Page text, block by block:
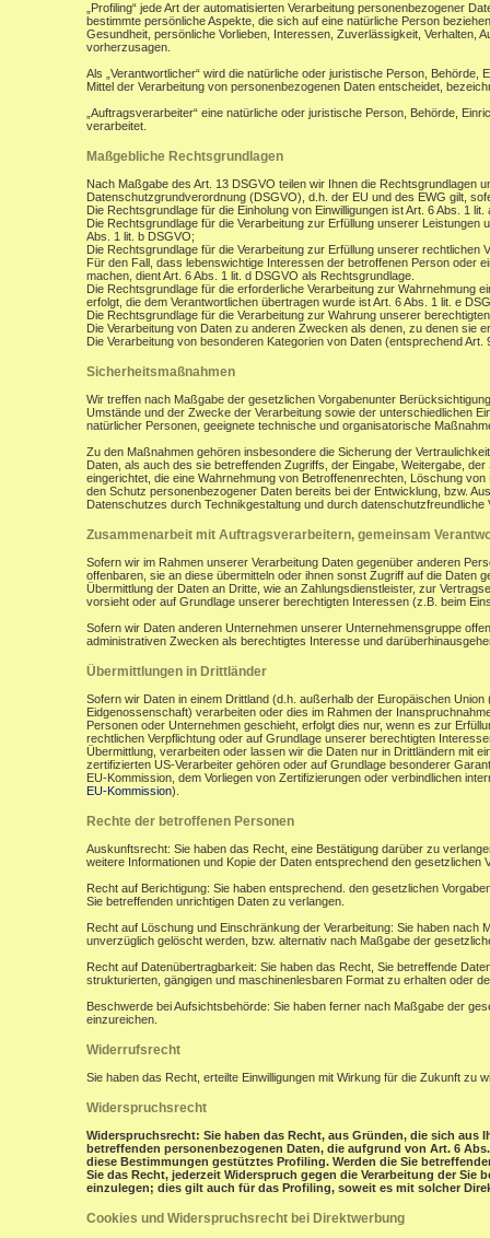
„Profiling“ jede Art der automatisierten Verarbeitung personenbezogener
bestimmte persönliche Aspekte, die sich auf eine natürliche Person
Gesundheit, persönliche Vorlieben, Interessen, Zuverlässigkeit, Verhalten,
vorherzusagen.
Als „Verantwortlicher“ wird die natürliche oder juristische Person,
Mittel der Verarbeitung von personenbezogenen Daten entscheidet,
„Auftragsverarbeiter“ eine natürliche oder juristische Person, Behörde,
verarbeitet.
Maßgebliche Rechtsgrundlagen
Nach Maßgabe des Art. 13 DSGVO teilen wir Ihnen die
Datenschutzgrundverordnung (DSGVO), d.h. der EU und des EWG gilt,
Die Rechtsgrundlage für die Einholung von Einwilligungen ist Art. 6 Abs. 1
Die Rechtsgrundlage für die Verarbeitung zur Erfüllung unserer
Abs. 1 lit. b DSGVO;
Die Rechtsgrundlage für die Verarbeitung zur Erfüllung unserer rechtlichen
Für den Fall, dass lebenswichtige Interessen der betroffenen Person oder
machen, dient Art. 6 Abs. 1 lit. d DSGVO als Rechtsgrundlage.
Die Rechtsgrundlage für die erforderliche Verarbeitung zur Wahrnehmung
erfolgt, die dem Verantwortlichen übertragen wurde ist Art. 6 Abs. 1 lit. e
Die Rechtsgrundlage für die Verarbeitung zur Wahrung unserer
Die Verarbeitung von Daten zu anderen Zwecken als denen, zu denen sie
Die Verarbeitung von besonderen Kategorien von Daten (entsprechend
Sicherheitsmaßnahmen
Wir treffen nach Maßgabe der gesetzlichen Vorgabenunter
Umstände und der Zwecke der Verarbeitung sowie der unterschiedlichen
natürlicher Personen, geeignete technische und organisatorische
Zu den Maßnahmen gehören insbesondere die Sicherung der
Daten, als auch des sie betreffenden Zugriffs, der Eingabe, Weitergabe,
eingerichtet, die eine Wahrnehmung von Betroffenenrechten, Löschung
den Schutz personenbezogener Daten bereits bei der Entwicklung, bzw.
Datenschutzes durch Technikgestaltung und durch datenschutzfreundliche
Zusammenarbeit mit Auftragsverarbeitern, gemeinsam
Sofern wir im Rahmen unserer Verarbeitung Daten gegenüber anderen
offenbaren, sie an diese übermitteln oder ihnen sonst Zugriff auf die Daten
Übermittlung der Daten an Dritte, wie an Zahlungsdienstleister, zur
vorsieht oder auf Grundlage unserer berechtigten Interessen (z.B. beim
Sofern wir Daten anderen Unternehmen unserer Unternehmensgruppe
administrativen Zwecken als berechtigtes Interesse und
Übermittlungen in Drittländer
Sofern wir Daten in einem Drittland (d.h. außerhalb der Europäischen
Eidgenossenschaft) verarbeiten oder dies im Rahmen der
Personen oder Unternehmen geschieht, erfolgt dies nur, wenn es zur
rechtlichen Verpflichtung oder auf Grundlage unserer berechtigten
Übermittlung, verarbeiten oder lassen wir die Daten nur in Drittländern mit
zertifizierten US-Verarbeiter gehören oder auf Grundlage besonderer
EU-Kommission, dem Vorliegen von Zertifizierungen oder verbindlichen
EU-Kommission).
Rechte der betroffenen Personen
Auskunftsrecht: Sie haben das Recht, eine Bestätigung darüber zu
weitere Informationen und Kopie der Daten entsprechend den gesetzlichen
Recht auf Berichtigung: Sie haben entsprechend. den gesetzlichen
Sie betreffenden unrichtigen Daten zu verlangen.
Recht auf Löschung und Einschränkung der Verarbeitung: Sie haben
unverzüglich gelöscht werden, bzw. alternativ nach Maßgabe der
Recht auf Datenübertragbarkeit: Sie haben das Recht, Sie betreffende
strukturierten, gängigen und maschinenlesbaren Format zu erhalten oder
Beschwerde bei Aufsichtsbehörde: Sie haben ferner nach Maßgabe der
einzureichen.
Widerrufsrecht
Sie haben das Recht, erteilte Einwilligungen mit Wirkung für die Zukunft zu
Widerspruchsrecht
Widerspruchsrecht: Sie haben das Recht, aus Gründen, die sich aus
betreffenden personenbezogenen Daten, die aufgrund von Art. 6
diese Bestimmungen gestütztes Profiling. Werden die Sie
Sie das Recht, jederzeit Widerspruch gegen die Verarbeitung der
einzulegen; dies gilt auch für das Profiling, soweit es mit solcher
Cookies und Widerspruchsrecht bei Direktwerbung